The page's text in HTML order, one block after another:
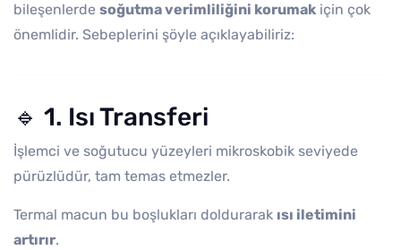
bileşenlerde soğutma verimliliğini korumak için çok
önemlidir. Sebeplerini şöyle açıklayabiliriz:
🔹 1. Isı Transferi
İşlemci ve soğutucu yüzeyleri mikroskobik seviyede
pürüzlüdür, tam temas etmezler.
Termal macun bu boşlukları doldurarak ısı iletimini
artırır.